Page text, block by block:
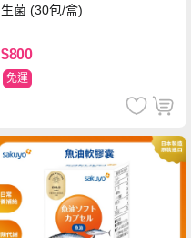
生菌 (30包/盒)
$800
免運